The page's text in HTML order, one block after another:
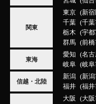
関東
東京 新宿
千葉
千
栃木
宇
群馬
前
東海
愛知 名
岐阜
岐
信越・北陸
新潟 新
福井
福
大阪 大